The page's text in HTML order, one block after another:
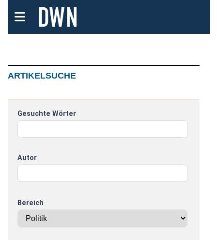
ARTIKELSUCHE
Gesuchte Wörter
Autor
Bereich